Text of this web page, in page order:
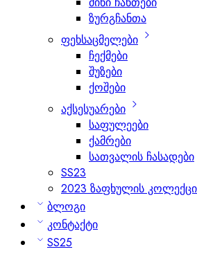
ზურგჩანთა
ფეხსაცმელები
ჩექმები
შუზები
ქოშები
აქსესუარები
საფულეები
ქამრები
სათვალის ჩასადები
SS23
2023 ზაფხულის
ბლოგი
კონტაქტი
SS25